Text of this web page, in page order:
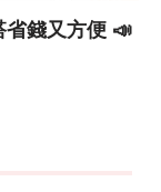
錢又方便 📣